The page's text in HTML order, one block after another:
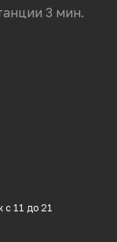
3 мин.
с 11 до 21